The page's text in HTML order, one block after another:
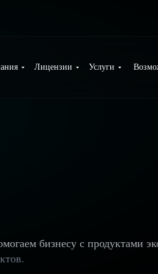
Лицензии Услуги
бизнесу с продуктами